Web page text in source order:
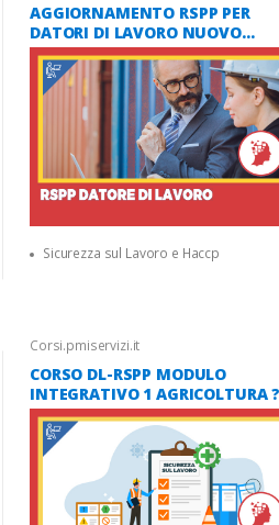
AGGIORNAMENTO RSPP PER
DATORI DI LAVORO NUOVO
ACCORDO STATO REGIONI 2025
Sicurezza sul Lavoro e Haccp
Corsi.pmiservizi.it
CORSO DL-RSPP MODULO
INTEGRATIVO 1 AGRICOLTURA ?
SILVICOLTURA ? ZOOTECNIA
(SETTORE ATECO A01-02) ?
NUOVO ACCORDO STATO
2025 ? 16 ORE [AULA VIRTUALE]